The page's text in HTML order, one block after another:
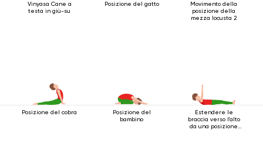
Vinyasa Cane a
testa in giù-su
Posizione del gatto
Movimento della
posizione della
mezza locusta 2
Posizione del cobra
Posizione del
bambino
Estendere le
braccia verso l'alto
da una posizione